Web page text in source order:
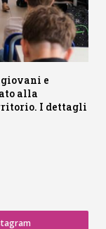
e
alla
I dettagli